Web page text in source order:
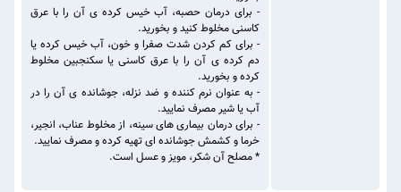
- برای درمان حصبه، آب خیس کرده ی آن را با عرق
کاسنی مخلوط کنید و بخورید.
- برای کم کردن شدت صفرا و خون، آب خیس کرده یا
دم کرده ی آن را با عرق کاسنی یا سکنجبین مخلوط
کرده و بخورید.
- به عنوان نرم کننده و ضد نزله، جوشانده ی آن را در
آب یا شیر مصرف نمایید.
- برای درمان بیماری های سینه، از مخلوط عناب، انجیر،
خرما و کشمش جوشانده ای تهیه کرده و مصرف نمایید.
* مصلح آن شکر، مویز و عسل است.